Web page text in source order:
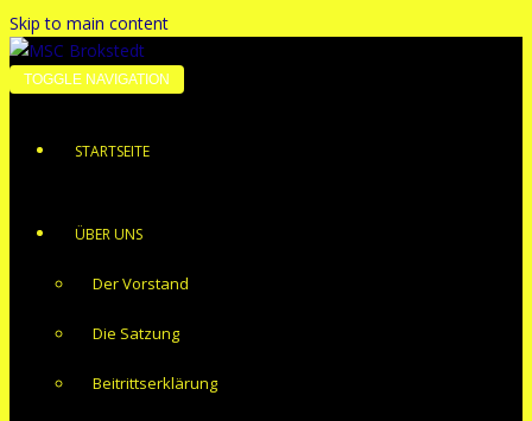
Skip to main content
TOGGLE NAVIGATION
STARTSEITE
ÜBER UNS
Der Vorstand
Die Satzung
Beitrittserklärung